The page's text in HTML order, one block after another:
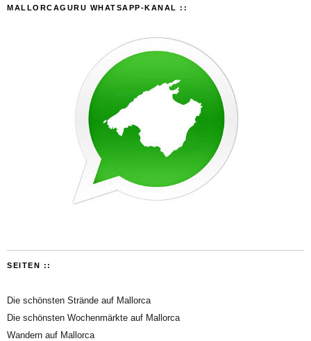
MALLORCAGURU WHATSAPP-KANAL ::
SEITEN ::
Die schönsten Strände auf Mallorca
Die schönsten Wochenmärkte auf Mallorca
Wandern auf Mallorca